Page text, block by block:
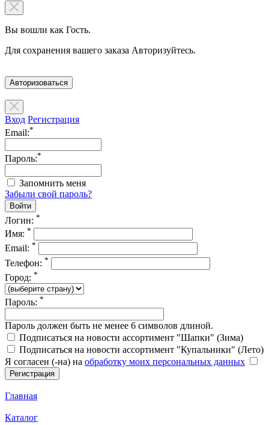
Вы вошли как Гость.
Для сохранения вашего заказа Авторизуйтесь.
Авторизоваться
Вход Регистрация
Email:*
Пароль:*
Запомнить меня
Забыли свой пароль?
Логин: *
Имя: *
Email: *
Телефон: *
Город: *
Пароль: *
Пароль должен быть не менее 6 символов длиной.
Подписаться на новости ассортимент "Шапки" (Зима)
Подписаться на новости ассортимент "Купальники" (Лето)
Я согласен (-на) на обработку моих персональных данных
Главная
Каталог